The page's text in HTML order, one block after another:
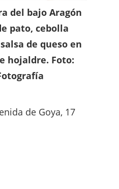
del bajo Aragón
pato, cebolla
de queso en
hojaldre. Foto:
de Goya, 17